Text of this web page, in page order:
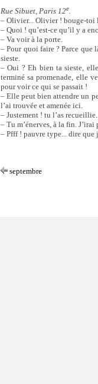
Rue Sibuet, Paris 12e.
– Olivier... Olivier ! bouge-toi
– Quoi ! qu’est-ce qu’il y a
– Va voir à la porte.
– Pour quoi faire ? Parce que
sieste.
– Oui ? Eh bien ta sieste,
terminé sa promenade, elle
pour voir ce qui se passait !
– Elle peut bien attendre un
l’ai trouvée et amenée ici.
– Justement ! tu l’as
– Tu m’énerves, à la fin. J’irai
– Pfff ! pauvre type... dire que
septembre